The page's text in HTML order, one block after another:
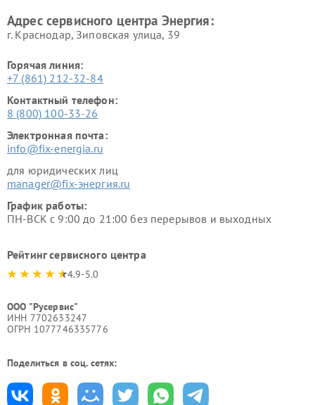
Адрес сервисного центра Энергия:
г. Краснодар, Зиповская улица, 39
Горячая линия:
+7 (861) 212-32-84
Контактный телефон:
8 (800) 100-33-26
Электронная почта:
info@fix-energia.ru
для юридических лиц
manager@fix-энергия.ru
График работы:
ПН-ВСК с 9:00 до 21:00 без перерывов и выходных
Рейтинг сервисного центра
4.9-5.0
ООО "Русервис"
ИНН 7702633247
ОГРН 1077746335776
Поделиться в соц. сетях: